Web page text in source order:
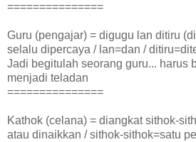
===============
Guru (pengajar) = digugu lan ditiru
selalu dipercaya / lan=dan /
Jadi begitulah seorang guru... harus
menjadi teladan
===============
Kathok (celana) = diangkat sithok-
atau dinaikkan / sithok-sithok=satu